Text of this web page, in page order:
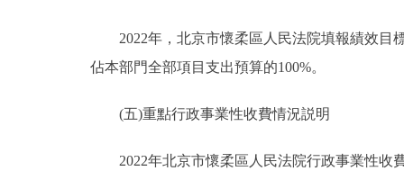
2022年，北京市懷柔區人民法院填報績效目標
佔本部門全部項目支出預算的100%。
(五)重點行政事業性收費情況説明
2022年北京市懷柔區人民法院行政事業性收